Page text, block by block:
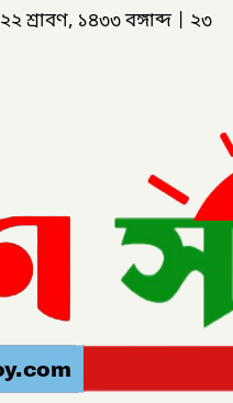
২২ শ্রাবণ, ১৪৩৩ বঙ্গাব্দ
২৩